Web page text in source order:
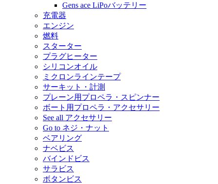
Gens ace LiPoバッテリー
充電器
エンジン
燃料
スターター
プラグヒーター
シリコンオイル
ミクロンラインテープ
サーキット・計測
プレーン用プロペラ・スピンナー
ボート用プロペラ・アクセサリー
See all アクセサリー
Go to ネジ・ナット
ベアリング
ナベビス
バインドビス
サラビス
ボタンビス